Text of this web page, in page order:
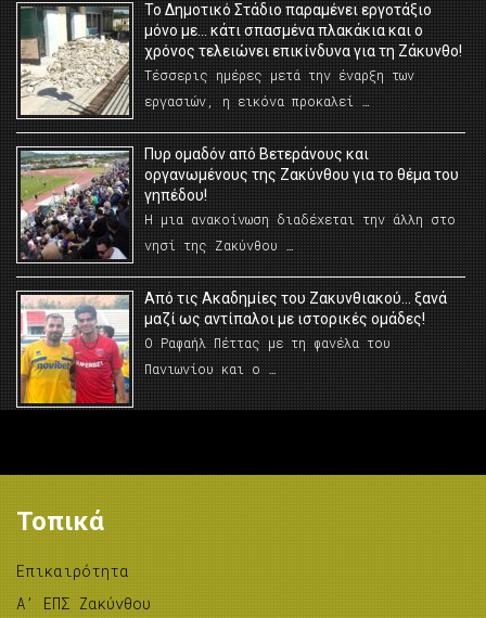
Το Δημοτικό Στάδιο παραμένει εργοτάξιο
μόνο με… κάτι σπασμένα πλακάκια και ο
χρόνος τελειώνει επικίνδυνα για τη Ζάκυνθο!
Τέσσερις ημέρες μετά την έναρξη των
εργασιών, η εικόνα προκαλεί …
Πυρ ομαδόν από Βετεράνους και
οργανωμένους της Ζακύνθου για το θέμα του
γηπέδου!
Η μια ανακοίνωση διαδέχεται την άλλη στο
νησί της Ζακύνθου …
Από τις Ακαδημίες του Ζακυνθιακού… ξανά
μαζί ως αντίπαλοι με ιστορικές ομάδες!
Ο Ραφαήλ Πέττας με τη φανέλα του
Πανιωνίου και ο …
Τοπικά
Επικαιρότητα
A’ ΕΠΣ Ζακύνθου